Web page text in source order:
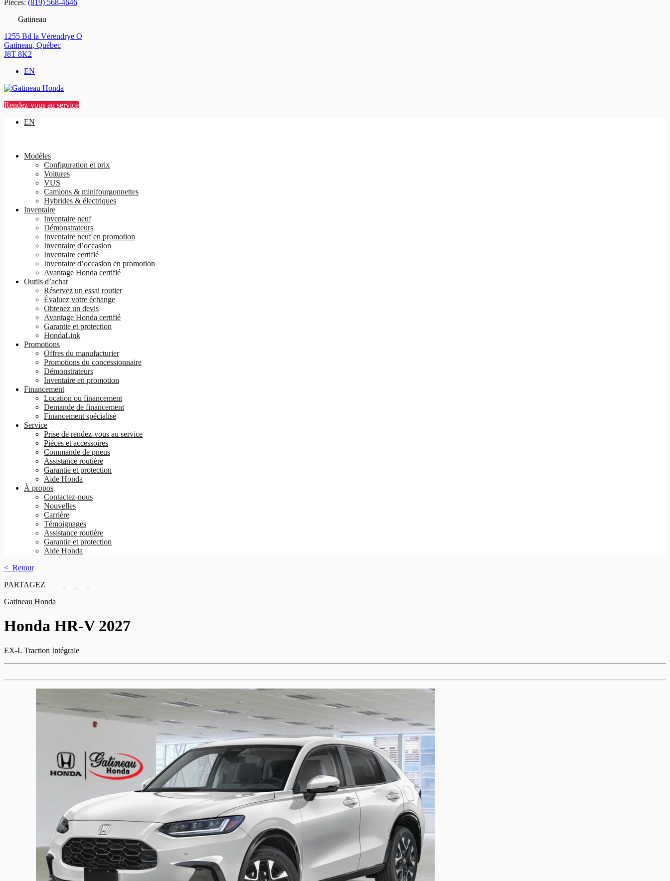
Pièces: (819) 568-4646
Gatineau
1255 Bd la Vérendrye O
Gatineau, Québec
J8T 8K2
EN
Rendez-vous au service
EN
Modèles
Configuration et prix
Voitures
VUS
Camions & minifourgonnettes
Hybrides & électriques
Inventaire
Inventaire neuf
Démonstrateurs
Inventaire neuf en promotion
Inventaire d’occasion
Inventaire certifié
Inventaire d’occasion en promotion
Avantage Honda certifié
Outils d’achat
Réservez un essai routier
Évaluez votre échange
Obtenez un devis
Avantage Honda certifié
Garantie et protection
HondaLink
Promotions
Offres du manufacturier
Promotions du concessionnaire
Démonstrateurs
Inventaire en promotion
Financement
Location ou financement
Demande de financement
Financement spécialisé
Service
Prise de rendez-vous au service
Pièces et accessoires
Commande de pneus
Assistance routière
Garantie et protection
Aide Honda
À propos
Contactez-nous
Nouvelles
Carrière
Témoignages
Assistance routière
Garantie et protection
Aide Honda
< Retour
PARTAGEZ
Gatineau Honda
Honda HR-V 2027
EX-L Traction Intégrale